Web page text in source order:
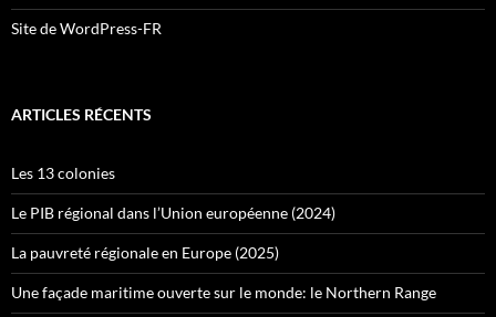
Site de WordPress-FR
ARTICLES RÉCENTS
Les 13 colonies
Le PIB régional dans l’Union européenne (2024)
La pauvreté régionale en Europe (2025)
Une façade maritime ouverte sur le monde: le Northern Range